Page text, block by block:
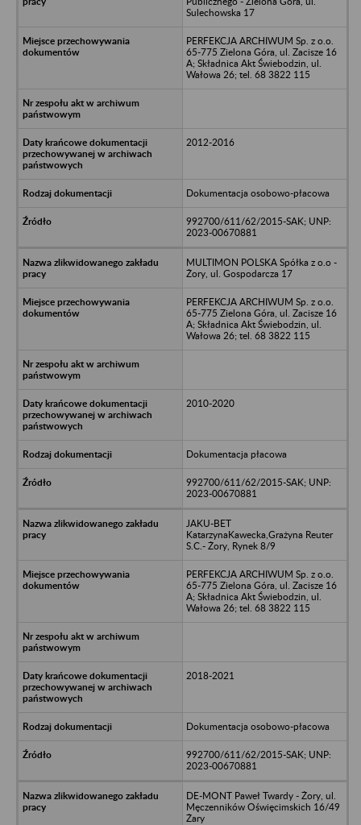
Sulechowska 17
PERFEKCJA ARCHIWUM Sp. z o.o.
65-775 Zielona Góra, ul. Zacisze 16
A; Składnica Akt Świebodzin, ul.
Wałowa 26; tel. 68 3822 115
2012-2016
Dokumentacja osobowo-płacowa
992700/611/62/2015-SAK; UNP:
2023-00670881
MULTIMON POLSKA Spółka z o.o -
Żory, ul. Gospodarcza 17
PERFEKCJA ARCHIWUM Sp. z o.o.
65-775 Zielona Góra, ul. Zacisze 16
A; Składnica Akt Świebodzin, ul.
Wałowa 26; tel. 68 3822 115
2010-2020
Dokumentacja płacowa
992700/611/62/2015-SAK; UNP:
2023-00670881
JAKU-BET
KatarzynaKawecka,Grażyna Reuter
S.C.- Żory, Rynek 8/9
PERFEKCJA ARCHIWUM Sp. z o.o.
65-775 Zielona Góra, ul. Zacisze 16
A; Składnica Akt Świebodzin, ul.
Wałowa 26; tel. 68 3822 115
2018-2021
Dokumentacja osobowo-płacowa
992700/611/62/2015-SAK; UNP:
2023-00670881
DE-MONT Paweł Twardy - Żory, ul.
Męczenników Oświęcimskich 16/49
Żary